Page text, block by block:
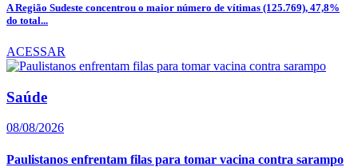
A Região Sudeste concentrou o maior número de vítimas (125.769), 47,8%
do total...
ACESSAR
Saúde
08/08/2026
Paulistanos enfrentam filas para tomar vacina contra sarampo